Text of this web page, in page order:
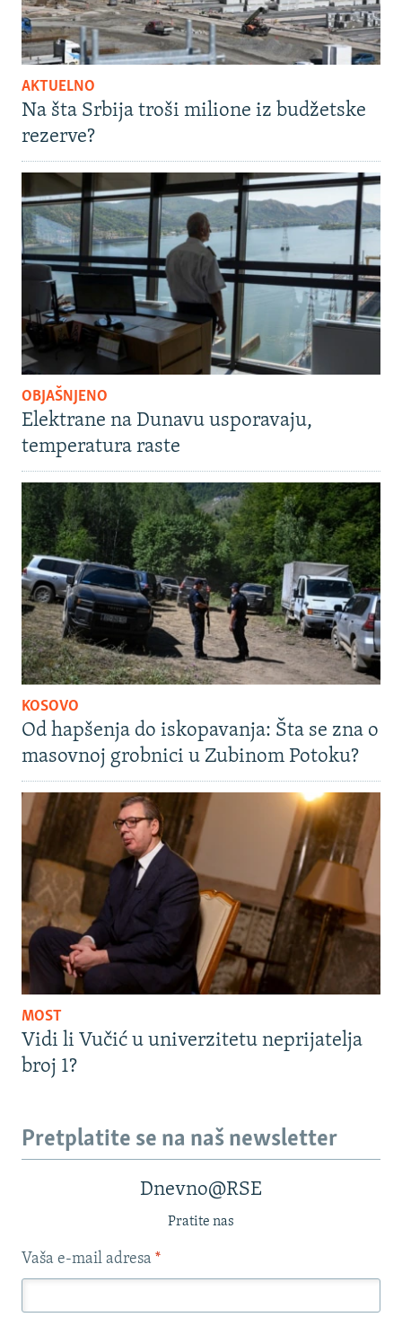
AKTUELNO
Na šta Srbija troši milione iz budžetske
rezerve?
OBJAŠNJENO
Elektrane na Dunavu usporavaju,
temperatura raste
KOSOVO
Od hapšenja do iskopavanja: Šta se zna o
masovnoj grobnici u Zubinom Potoku?
MOST
Vidi li Vučić u univerzitetu neprijatelja
broj 1?
Pretplatite se na naš newsletter
Dnevno@RSE
Pratite nas
Vaša e-mail adresa *